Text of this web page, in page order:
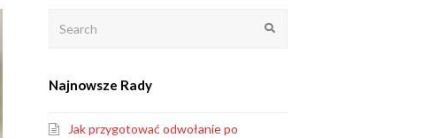
Najnowsze Rady
Jak przygotować odwołanie po